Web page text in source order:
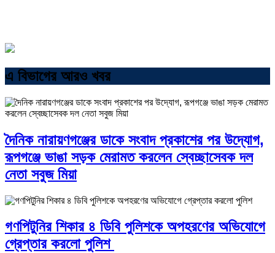
এ বিভাগের আরও খবর
দৈনিক নারায়ণগঞ্জের ডাকে সংবাদ প্রকাশের পর উদ্যোগ,
রূপগঞ্জে ভাঙা সড়ক মেরামত করলেন স্বেচ্ছাসেবক দল
নেতা সবুজ মিয়া
গণপিটুনির শিকার ৪ ডিবি পুলিশকে অপহরণের অভিযোগে
গ্রেপ্তার করলো পুলিশ